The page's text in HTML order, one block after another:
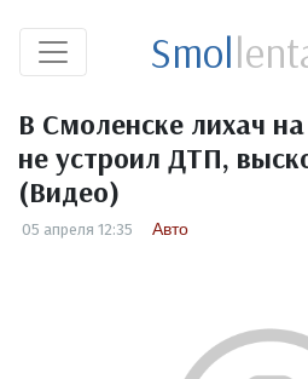
Smol
В Смоленске лихач
не устроил ДТП,
(Видео)
05 апреля 12:35 Авто